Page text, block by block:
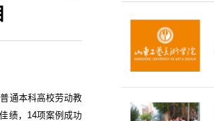
通本科高校劳动教
绩，14项案例成功